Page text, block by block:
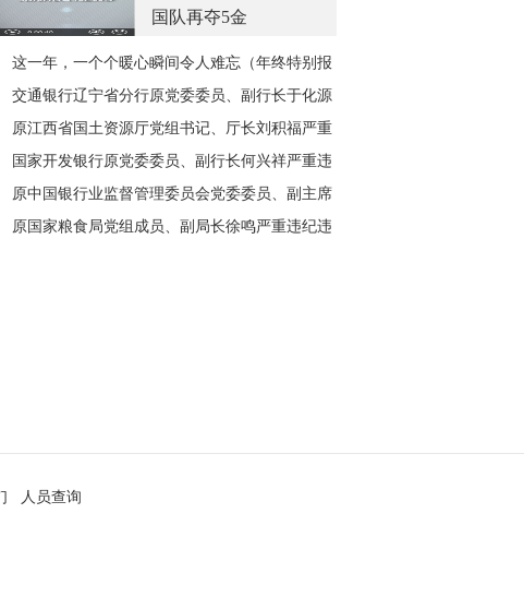
国队再夺5金
这一年，一个个暖心瞬间令人难忘（年终特别报
道）
交通银行辽宁省分行原党委委员、副行长于化源
被开除党籍和公职
原江西省国土资源厅党组书记、厅长刘积福严重
违纪违法被开除党籍
国家开发银行原党委委员、副行长何兴祥严重违
纪违法被开除党籍和公职
原中国银行业监督管理委员会党委委员、副主席
蔡鄂生严重违纪违法被开除党籍
原国家粮食局党组成员、副局长徐鸣严重违纪违
人员查询